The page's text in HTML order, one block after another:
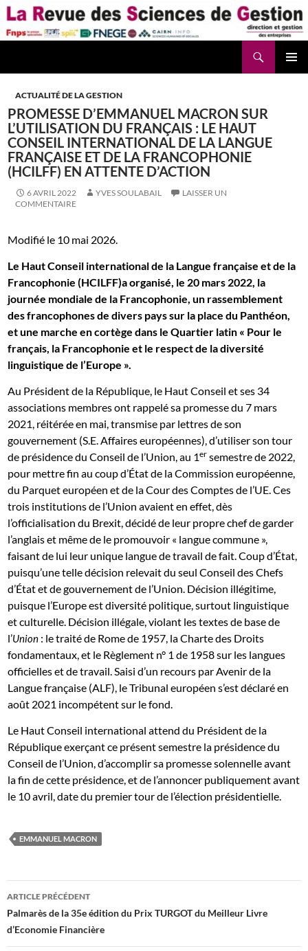
Aller
au
contenu
ACTUALITÉ DE LA GESTION
PROMESSE D’EMMANUEL MACRON SUR
L’UTILISATION DU FRANÇAIS : LE HAUT
CONSEIL INTERNATIONAL DE LA LANGUE
FRANÇAISE ET DE LA FRANCOPHONIE
(HCILFF) EN ATTENTE D’ACTION
6 AVRIL 2022 YVES SOULABAIL
LAISSER UN
COMMENTAIRE
Modifié le 10 mai 2026.
Le Haut Conseil international de la Langue française et de la
Francophonie (HCILFF)a organisé, le 20 mars 2022, la
journée mondiale de la Francophonie, un rassemblement
des francophones de divers pays sur la place du Panthéon,
et une marche en cortège dans le Quartier latin « Pour le
français, la Francophonie et le respect de la diversité
linguistique de l’Europe ».
Au Président de la République, le Haut Conseil et ses 34
associations membres ont rappelé sa promesse du 7 mars
2021, réitérée en mai, transmise par lettres de son
gouvernement (S.E. Affaires européennes), d’utiliser son tour
de présidence du Conseil de l’Union, au 1er semestre de 2022,
pour mettre fin au coup d’État de la Commission européenne,
du Parquet européen et de la Cour des Comptes de l’UE. Ces
trois institutions de l’Union avaient en effet, dès
l’officialisation du Brexit, décidé de leur propre chef de garder
l’anglais et même de le promouvoir « langue commune »,
faisant de lui leur unique langue de travail de fait. Coup d’État,
puisqu’une telle décision relevait du seul Conseil des Chefs
d’État et de gouvernement de l’Union. Décision illégitime,
puisque l’Europe est diversité politique, surtout linguistique
et culturelle. Décision illégale, violant les textes de base de
l’Union : le traité de Rome de 1957, la Charte des Droits
fondamentaux, et le Règlement n° 1 de 1958 sur les langues
officielles et de travail. Saisi d’un recours par Avenir de la
Langue française (ALF), le Tribunal européen s’est déclaré en
août 2021 incompétent sur le fond.
Le Haut Conseil international attend du Président de la
République exerçant ce présent semestre la présidence du
Conseil de l’Union, d’accomplir sa promesse solennelle avant
la fin de cette présidence, et de l’annoncer publiquement avant
le 10 avril, date du premier tour de l’élection présidentielle.
EMMANUEL MACRON
Navigation
des
articles
ARTICLE PRÉCÉDENT
Palmarès de la 35e édition du Prix TURGOT du Meilleur Livre
d’Economie Financière